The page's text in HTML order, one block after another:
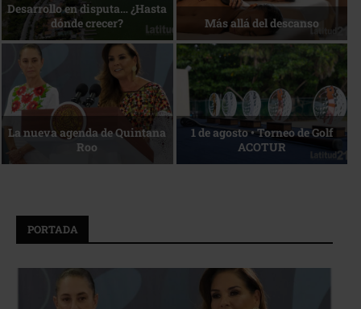
Bottega, un viaje servido a la
mesa
Energía que Impulsa la
competitividad
Reconocimiento de viajeros La esencia del servicio
PORTADA